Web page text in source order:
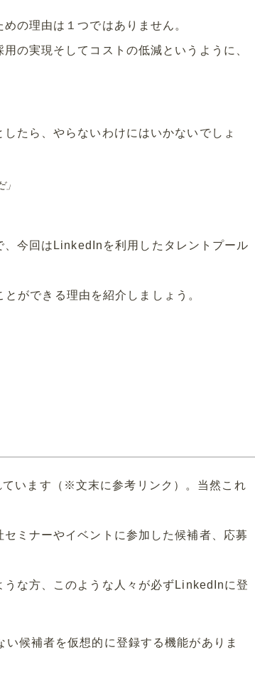
の理由は１つではありません。
の実現そしてコストの低減というように、
たら、やらないわけにはいかないでしょ
今回はLinkedInを利用したタレントプール
ができる理由を紹介しましょう。
います（※文末に参考リンク）。当然これ
ミナーやイベントに参加した候補者、応募
な方、このような人々が必ずLinkedInに登
候補者を仮想的に登録する機能がありま